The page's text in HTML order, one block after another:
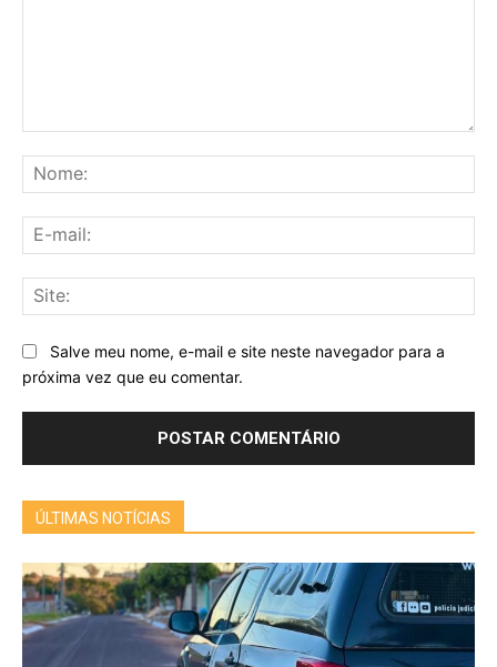
Salve meu nome, e-mail e site neste navegador para a
próxima vez que eu comentar.
ÚLTIMAS NOTÍCIAS